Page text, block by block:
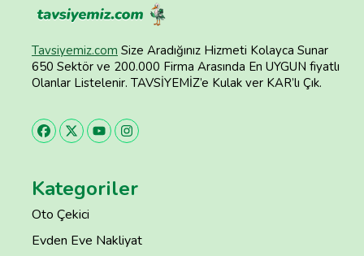
Tavsiyemiz.com Size Aradığınız Hizmeti Kolayca Sunar
650 Sektör ve 200.000 Firma Arasında En UYGUN fiyatlı
Olanlar Listelenir. TAVSİYEMİZ’e Kulak ver KAR’lı Çık.
Kategoriler
Oto Çekici
Evden Eve Nakliyat